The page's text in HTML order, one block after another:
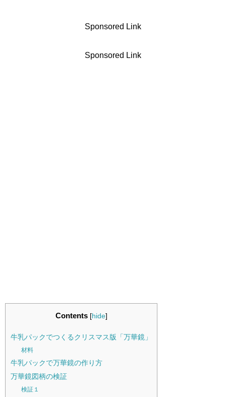
Sponsored Link
Sponsored Link
Contents [hide]
牛乳パックでつくるクリスマス版「万華鏡」
材料
牛乳パックで万華鏡の作り方
万華鏡図柄の検証
検証１